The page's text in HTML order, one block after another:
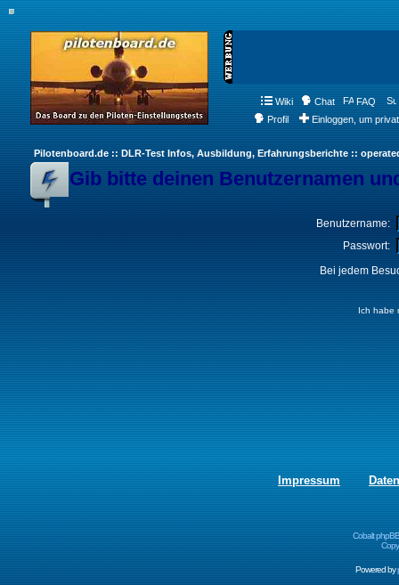
Wiki Chat FAQ
Profil
Einloggen, um
Pilotenboard.de :: DLR-Test Infos, Ausbildung, Erfahrungsberichte ::
Gib bitte deinen Benutzernamen
Benutzername:
Passwort:
Bei jedem
Ich habe
Impressum
Cobalt
Powered by